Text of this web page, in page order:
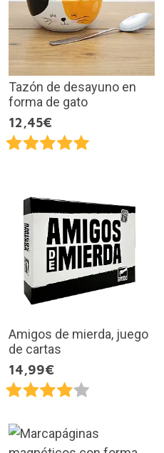
Tazón de desayuno en
forma de gato
12,45€
Amigos de mierda, juego
de cartas
14,99€